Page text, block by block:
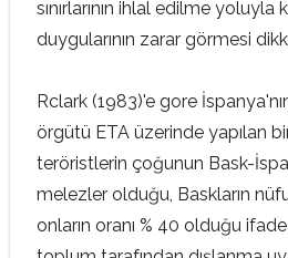
sınırlarının ihlal edilme yoluyla
duygularının zarar görmesi
Rclark (1983)'e gore
örgütü ETA üzerinde yapılan
teröristlerin çoğunun Bask-
melezler olduğu, Baskların
onların oranı % 40 olduğu